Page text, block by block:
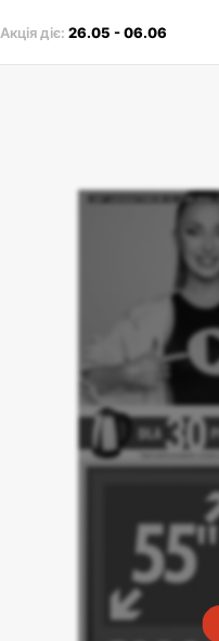
Акція діє: 26.05 -06.06